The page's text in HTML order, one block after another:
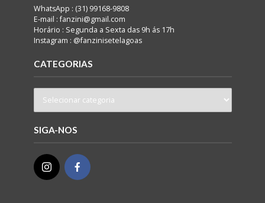
WhatsApp : (31) 99168-9808
E-mail : fanzini@gmail.com
Horário : Segunda a Sexta das 9h ás 17h
Instagram : @fanzinisetelagoas
CATEGORIAS
SIGA-NOS